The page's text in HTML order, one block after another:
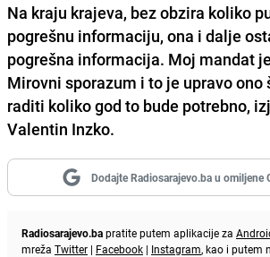
Na kraju krajeva, bez obzira koliko
pogrešnu informaciju, ona i dalje
pogrešna informacija. Moj mandat
Mirovni sporazum i to je upravo ono
raditi koliko god to bude potrebno,
Valentin Inzko.
Dodajte Radiosarajevo.ba u omiljene
Radiosarajevo.bapratite putem aplikacije za
mreža Twitter | Facebook | Instagram, kao i putem